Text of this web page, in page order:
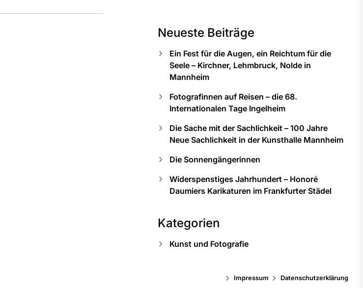
Neueste Beiträge
Ein Fest für die Augen, ein Reichtum für die
Seele – Kirchner, Lehmbruck, Nolde in
Mannheim
Fotografinnen auf Reisen – die 68.
Internationalen Tage Ingelheim
Die Sache mit der Sachlichkeit – 100 Jahre
Neue Sachlichkeit in der Kunsthalle Mannheim
Die Sonnengängerinnen
Widerspenstiges Jahrhundert – Honoré
Daumiers Karikaturen im Frankfurter Städel
Kategorien
Kunst und Fotografie
Impressum Datenschutzerklärung